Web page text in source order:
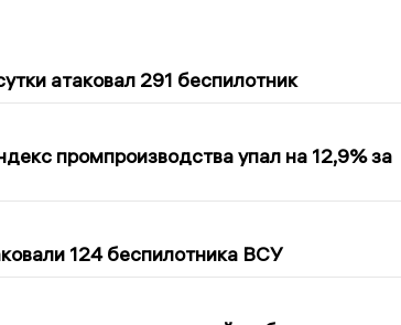
атаковал 291 беспилотник
промпроизводства упал на 12,9% за
124 беспилотника ВСУ